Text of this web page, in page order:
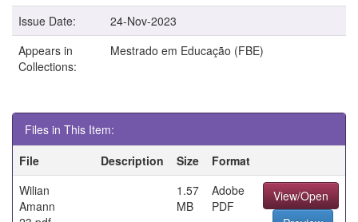
Issue Date:
24-Nov-2023
Appears in
Collections:
Mestrado em Educação (FBE)
Files in This Item:
File
Description Size
Format
Wilian
Amann
1.57
MB
Adobe
PDF
View/Open